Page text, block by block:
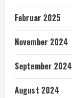
Februar 2025
November 2024
September 2024
August 2024